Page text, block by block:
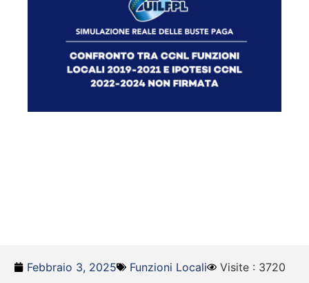
Febbraio 3, 2025 Funzioni Locali Visite : 3720